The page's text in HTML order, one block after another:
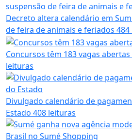
Decreto altera calendário em
de feira de animais e feriados
Concursos têm 183 vagas
leituras
Divulgado calendário de
Estado 408 leituras